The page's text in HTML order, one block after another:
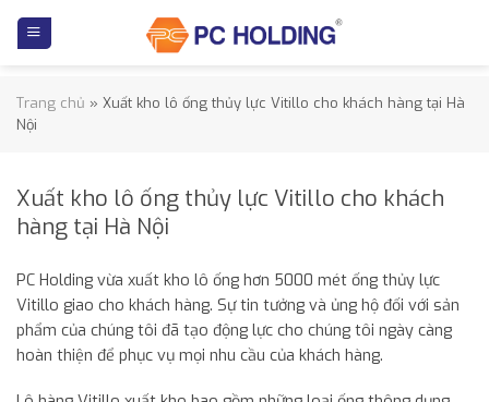
Trang chủ » Xuất kho lô ống thủy lực Vitillo cho khách hàng tại Hà
Nội
Xuất kho lô ống thủy lực Vitillo cho khách
hàng tại Hà Nội
PC Holding vừa xuất kho lô ống hơn 5000 mét ống thủy lực
Vitillo giao cho khách hàng. Sự tin tưởng và ủng hộ đối với sản
phẩm của chúng tôi đã tạo động lực cho chúng tôi ngày càng
hoàn thiện để phục vụ mọi nhu cầu của khách hàng.